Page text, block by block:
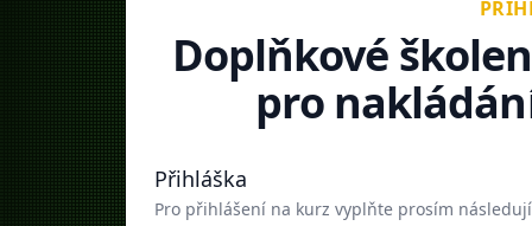
Doplňkové
pro
Přihláška
Pro přihlášení na kurz vyplňte prosím